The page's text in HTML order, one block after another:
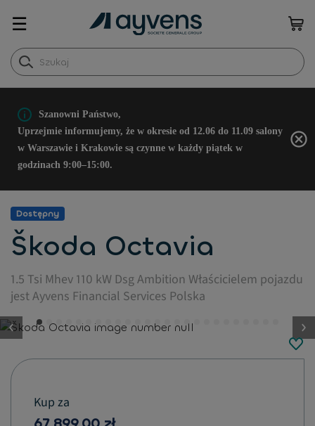
☰
Szanowni Państwo,
Uprzejmie informujemy, że w okresie od 12.06 do 11.09 salony
w Warszawie i Krakowie są czynne w każdy piątek w
godzinach 9:00–15:00.
Dostępny
Škoda Octavia
1.5 Tsi Mhev 110 kW Dsg Ambition Właścicielem pojazdu
jest Ayvens Financial Services Polska
button.previous
Kup za